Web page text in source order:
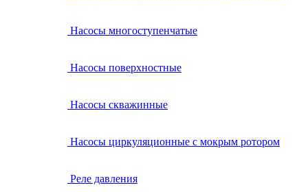
Насосы многоступенчатые
Насосы поверхностные
Насосы скважинные
Насосы циркуляционные с мокрым ротором
Реле давления